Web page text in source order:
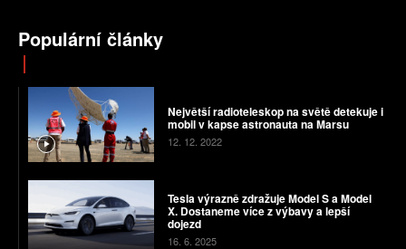
Populární články
Největší radioteleskop na světě detekuje i
mobil v kapse astronauta na Marsu
12. 12. 2022
Tesla výrazně zdražuje Model S a Model
X. Dostaneme více z výbavy a lepší
dojezd
16. 6. 2025